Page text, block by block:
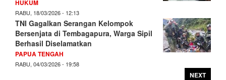
HUKUM
RABU, 18/03/2026 - 12:13
TNI Gagalkan Serangan Kelompok
Bersenjata di Tembagapura, Warga Sipil
Berhasil Diselamatkan
PAPUA TENGAH
RABU, 04/03/2026 - 19:58
NEXT